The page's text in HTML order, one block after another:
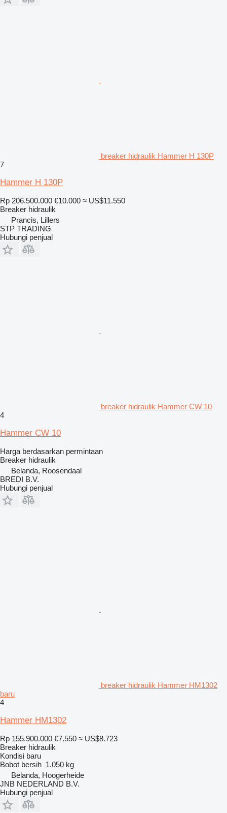
breaker hidraulik Hammer H 130P
7
Hammer H 130P
Rp 206.500.000 €10.000 ≈ US$11.550
Breaker hidraulik
Prancis, Lillers
STP TRADING
Hubungi penjual
breaker hidraulik Hammer CW 10
4
Hammer CW 10
Harga berdasarkan permintaan
Breaker hidraulik
Belanda, Roosendaal
BREDI B.V.
Hubungi penjual
breaker hidraulik Hammer HM1302
baru
4
Hammer HM1302
Rp 155.900.000 €7.550 ≈ US$8.723
Breaker hidraulik
Kondisi baru
Bobot bersih 1.050 kg
Belanda, Hoogerheide
JNB NEDERLAND B.V.
Hubungi penjual